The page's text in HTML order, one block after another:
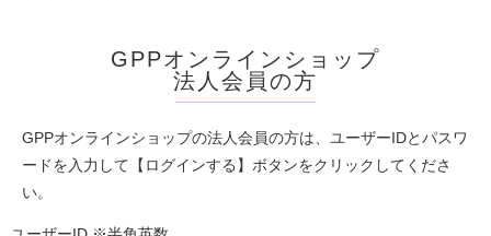
GPPオンラインショップ
法人会員の方
GPPオンラインショップの法人会員の方は、ユーザーIDとパスワ
ードを入力して【ログインする】ボタンをクリックしてくださ
い。